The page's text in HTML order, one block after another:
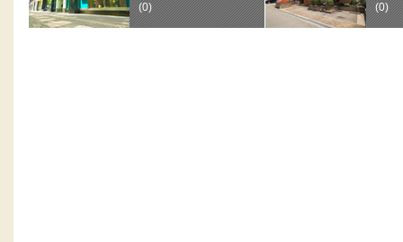
(0)
(0)